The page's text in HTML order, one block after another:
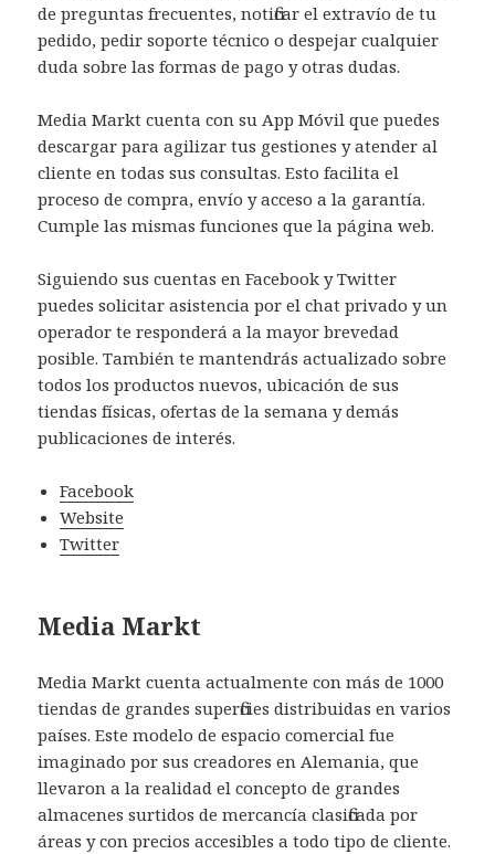
de preguntas frecuentes, notificar el extravío de tu
pedido, pedir soporte técnico o despejar cualquier
duda sobre las formas de pago y otras dudas.
Media Markt cuenta con su App Móvil que puedes
descargar para agilizar tus gestiones y atender al
cliente en todas sus consultas. Esto facilita el
proceso de compra, envío y acceso a la garantía.
Cumple las mismas funciones que la página web.
Siguiendo sus cuentas en Facebook y Twitter
puedes solicitar asistencia por el chat privado y un
operador te responderá a la mayor brevedad
posible. También te mantendrás actualizado sobre
todos los productos nuevos, ubicación de sus
tiendas físicas, ofertas de la semana y demás
publicaciones de interés.
Facebook
Website
Twitter
Media Markt
Media Markt cuenta actualmente con más de 1000
tiendas de grandes superficies distribuidas en varios
países. Este modelo de espacio comercial fue
imaginado por sus creadores en Alemania, que
llevaron a la realidad el concepto de grandes
almacenes surtidos de mercancía clasificada por
áreas y con precios accesibles a todo tipo de cliente.